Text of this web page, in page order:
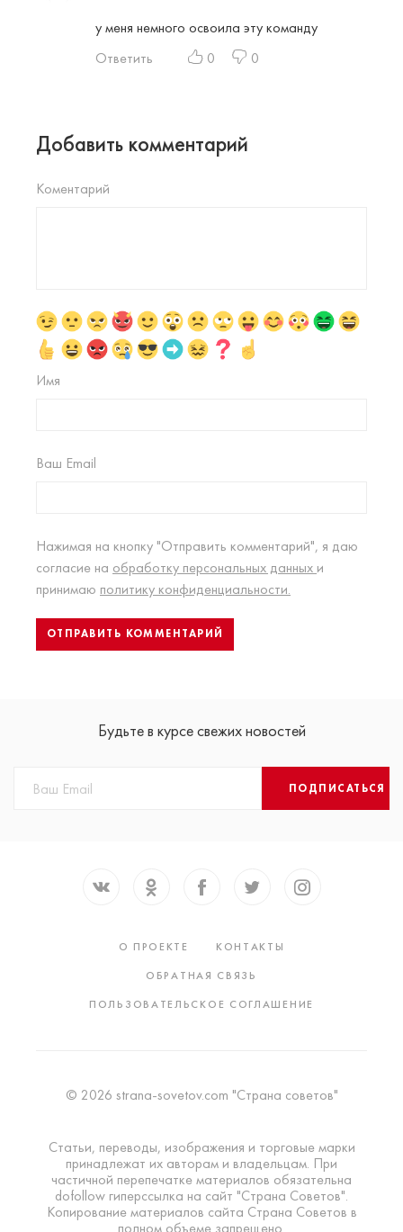
у меня немного освоила эту команду
Ответить
0 0
Добавить комментарий
Коментарий
Имя
Ваш Email
Нажимая на кнопку "Отправить комментарий", я даю
согласие на обработку персональных данных и
принимаю политику конфиденциальности.
Будьте в курсе свежих новостей
ПОДПИСАТЬСЯ
О ПРОЕКТЕ
КОНТАКТЫ
ОБРАТНАЯ СВЯЗЬ
ПОЛЬЗОВАТЕЛЬСКОЕ СОГЛАШЕНИЕ
© 2026 strana-sovetov.com "Страна советов"
Статьи, переводы, изображения и торговые марки
принадлежат их авторам и владельцам. При
частичной перепечатке материалов обязательна
dofollow гиперссылка на сайт "Страна Советов".
Копирование материалов сайта Страна Советов в
полном объеме запрещено.